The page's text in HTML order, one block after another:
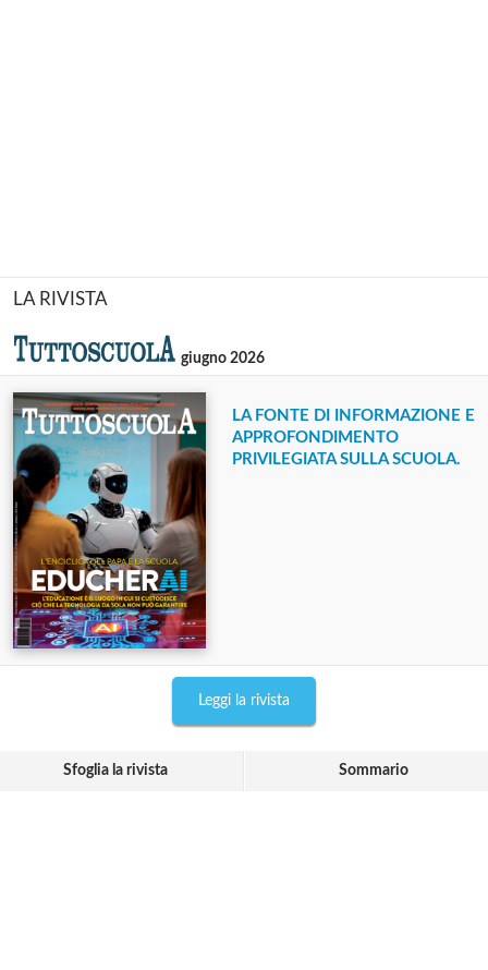
LA RIVISTA
giugno 2026
LA FONTE DI INFORMAZIONE E
APPROFONDIMENTO
PRIVILEGIATA SULLA SCUOLA.
Leggi la rivista
Sfoglia la rivista Sommario